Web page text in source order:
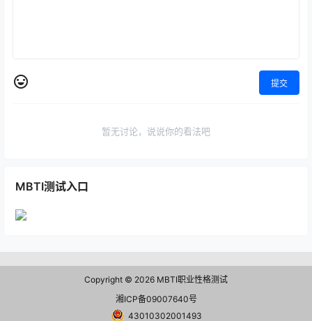
提交
暂无讨论，说说你的看法吧
MBTI测试入口
Copyright © 2026 MBTI职业性格测试
湘ICP备09007640号
43010302001493